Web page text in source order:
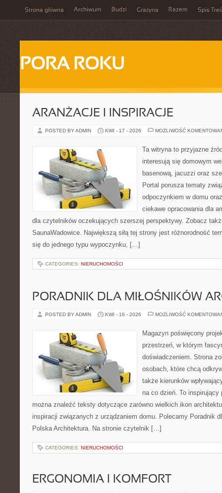
Strona główna Archiwum Budzi Grażyna Razem Spis
PORA ROKU
ARANŻACJE I INSPIRACJE
POSTED BY ADMIN KWI - 17 - 2026 MOŻLIWOŚĆ
Ta witryna to przyjazne
interesują się domowym
basenową, jacuzzi oraz
Portal porusza tematy
odpoczynkiem w domu
ciekawe opracowania dla
dla czytelników oczekujących szerszej perspektywy. Zobacz
SaunaWadowice. Największą siłą tej strony jest różnorodność
się do jednego typu wypoczynku, […]
CATEGORIES: NIERUCHOMOŚCI
PORADNIK DLA MIŁOŚNIKÓW
POSTED BY ADMIN KWI - 16 - 2026 MOŻLIWOŚĆ
Magazyn poświęcony
przestrzeń, w którym
doświadczeniem. Strona
osobach, które chcą
także kierunków
na co dzień. To
można znaleźć teksty dotyczące zarówno wielkich ikon
inspiracji związanych z urządzaniem domu. Polecamy Poradnik
Polska Architektura. Na stronie czytelnik […]
CATEGORIES: NIERUCHOMOŚCI
ERGONOMIA I KOMFORT